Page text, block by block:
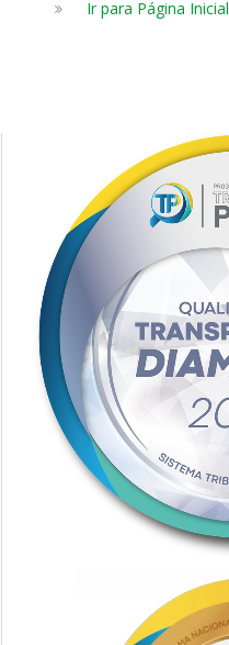
Ir para Página Inicial